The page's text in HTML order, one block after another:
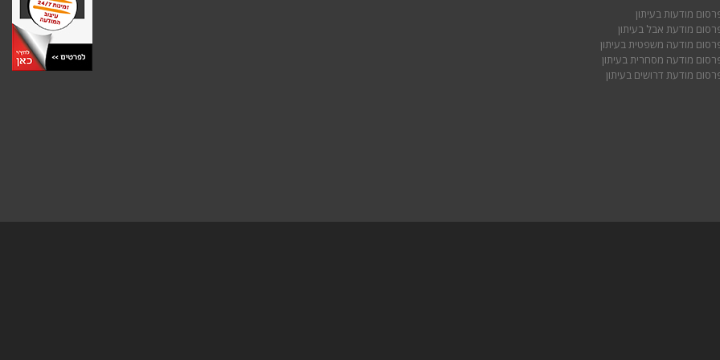
מודעות בעיתון
מודעת אבל בעיתון
מודעה משפטית בעיתון
מודעה מסחרית בעיתון
מודעת דרושים בעיתון